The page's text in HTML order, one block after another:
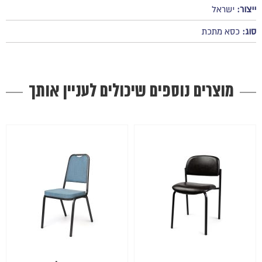
ייצור: ישראל
סוג: כסא מתכת
מוצרים נוספים שיכולים לעניין אותך